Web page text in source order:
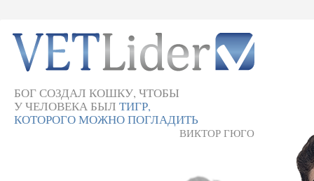
БОГ СОЗДАЛ КОШКУ, ЧТОБЫ
У ЧЕЛОВЕКА БЫЛТИГР,
КОТОРОГО МОЖНО ПОГЛАДИТЬ
ВИКТОР ГЮГО